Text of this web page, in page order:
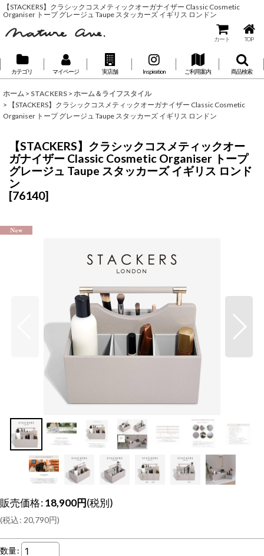
【STACKERS】クラシックコスメティックオーガナイザー Classic Cosmetic
Organiser トープ グレージュ Taupe スタッカーズ イギリス ロンドン
カート TOP
カテゴリ マイページ 実店舗 Inspiration ご利用案内 商品検索
ホーム > STACKERS > ホーム＆ライフスタイル
>
【STACKERS】クラシックコスメティックオーガナイザー Classic Cosmetic
Organiser トープ グレージュ Taupe スタッカーズ イギリス ロンドン
【STACKERS】クラシックコスメティックオー
ガナイザー Classic Cosmetic Organiser トープ
グレージュ Taupe スタッカーズ イギリス ロンド
ン
[76140]
販売価格:18,900円(税別)
(税込: 20,790円)
数量: